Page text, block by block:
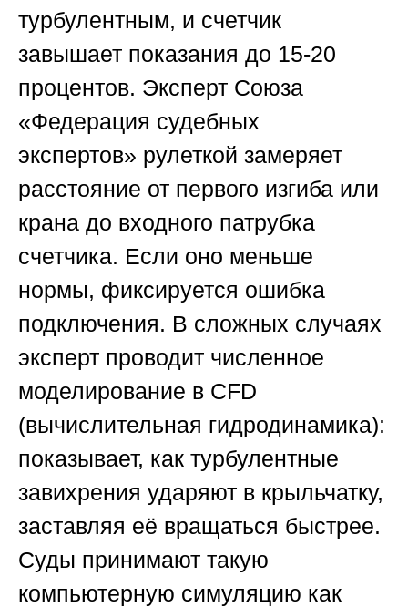
турбулентным, и счетчик
завышает показания до 15-20
процентов. Эксперт Союза
«Федерация судебных
экспертов» рулеткой замеряет
расстояние от первого изгиба или
крана до входного патрубка
счетчика. Если оно меньше
нормы, фиксируется ошибка
подключения. В сложных случаях
эксперт проводит численное
моделирование в CFD
(вычислительная гидродинамика):
показывает, как турбулентные
завихрения ударяют в крыльчатку,
заставляя её вращаться быстрее.
Суды принимают такую
компьютерную симуляцию как